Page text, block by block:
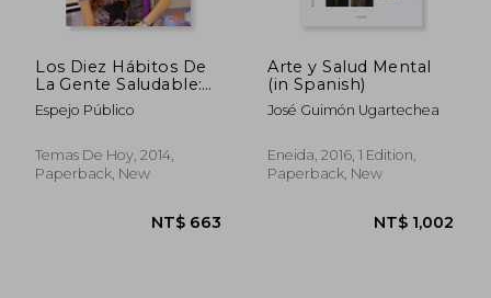
NT$ 657 NT$
Los Diez Hábitos De
La Gente Saludable:
Los Consejos De
Espejo Público Para
Colección) (in
Spanish)
Espejo Público
Temas De Hoy, 2014,
Paperback, New
Arte y Salud Mental
(in Spanish)
José Guimón Ugartechea
Eneida, 2016, 1 Edition,
Paperback, New